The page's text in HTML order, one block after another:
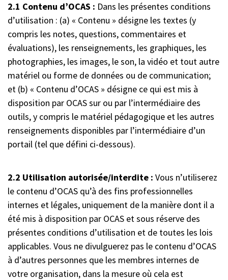
2.1 Contenu d’OCAS : Dans les présentes conditions
d’utilisation : (a) « Contenu » désigne les textes (y
compris les notes, questions, commentaires et
évaluations), les renseignements, les graphiques, les
photographies, les images, le son, la vidéo et tout autre
matériel ou forme de données ou de communication;
et (b) « Contenu d’OCAS » désigne ce qui est mis à
disposition par OCAS sur ou par l’intermédiaire des
outils, y compris le matériel pédagogique et les autres
renseignements disponibles par l’intermédiaire d’un
portail (tel que défini ci-dessous).
2.2 Utilisation autorisée/interdite : Vous n’utiliserez
le contenu d’OCAS qu’à des fins professionnelles
internes et légales, uniquement de la manière dont il a
été mis à disposition par OCAS et sous réserve des
présentes conditions d’utilisation et de toutes les lois
applicables. Vous ne divulguerez pas le contenu d’OCAS
à d’autres personnes que les membres internes de
votre organisation, dans la mesure où cela est